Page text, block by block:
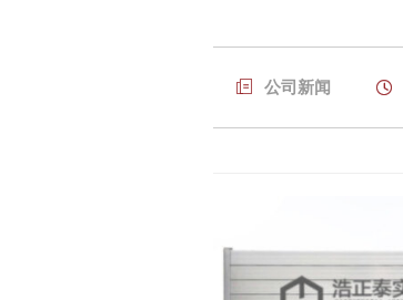
 公司新闻 